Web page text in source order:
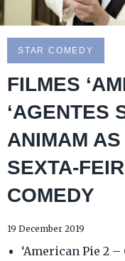
STAR COMEDY
FILMES
‘AGENTES
ANIMAM
SEXTA-
COMEDY
19 December 2019
‘American Pie 2 –